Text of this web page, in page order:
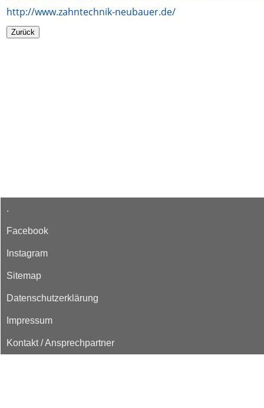
http://www.zahntechnik-neubauer.de/
.
Facebook
Instagram
Sitemap
Datenschutzerklärung
Impressum
Kontakt / Ansprechpartner